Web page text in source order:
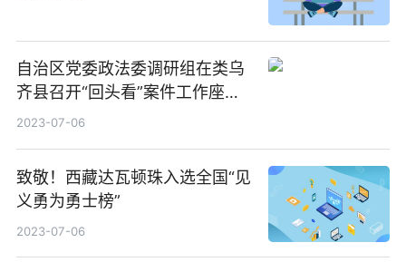
自治区党委政法委调研组在类乌
齐县召开“回头看”案件工作座谈
会
2023-07-06
致敬！西藏达瓦顿珠入选全国“见
义勇为勇士榜”
2023-07-06